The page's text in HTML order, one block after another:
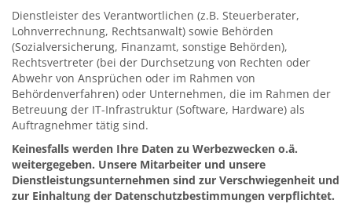
Dienstleister des Verantwortlichen (z.B. Steuerberater,
Lohnverrechnung, Rechtsanwalt) sowie Behörden
(Sozialversicherung, Finanzamt, sonstige Behörden),
Rechtsvertreter (bei der Durchsetzung von Rechten oder
Abwehr von Ansprüchen oder im Rahmen von
Behördenverfahren) oder Unternehmen, die im Rahmen der
Betreuung der IT-Infrastruktur (Software, Hardware) als
Auftragnehmer tätig sind.
Keinesfalls werden Ihre Daten zu Werbezwecken o.ä.
weitergegeben. Unsere Mitarbeiter und unsere
Dienstleistungsunternehmen sind zur Verschwiegenheit und
zur Einhaltung der Datenschutzbestimmungen verpflichtet.